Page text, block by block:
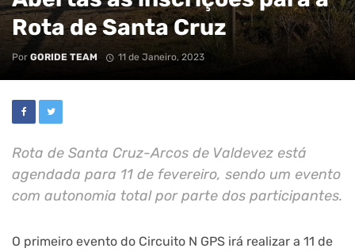
Rota de Santa Cruz
Por GORIDE TEAM 11 de Janeiro, 2023
Rota de Santa Cruz-Arcos de Valdevez está
agendada para 11 de fevereiro, sendo um evento
com autonomia total por parte dos participantes.
O primeiro evento do Circuito N GPS irá realizar a 11 de